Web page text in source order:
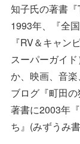
知子氏の著書『
1993年、『全
『RV＆キャン
スーパーガイ
か、映画、音
ブログ『町田の
著書に2003年
ち』(みずうみ